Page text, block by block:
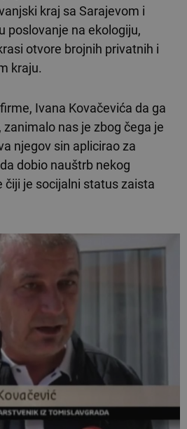
kraj sa Sarajevom i
poslovanje na ekologiju,
otvore brojnih privatnih i
kraju.
Ivana Kovačevića da ga
nas je zbog čega je
njegov sin aplicirao za
dobio nauštrb nekog
je socijalni status zaista